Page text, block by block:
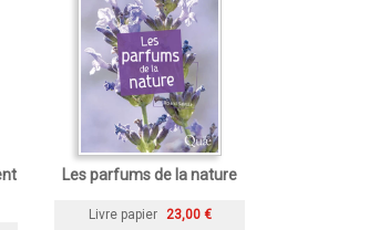
Les parfums de la nature
Livre papier 23,00 €